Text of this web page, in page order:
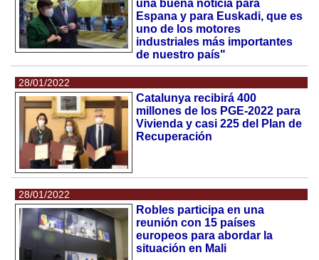
una buena noticia para
Espana y para Euskadi, que es
uno de los motores
industriales más importantes
de nuestro país"
28/01/2022
Catalunya recibirá 400
millones de los PGE-2022 para
Vivienda y casi 225 del Plan de
Recuperación
28/01/2022
Robles participa en una
reunión con 15 países
europeos para abordar la
situación en Mali